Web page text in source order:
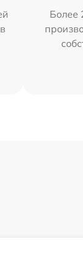
Более